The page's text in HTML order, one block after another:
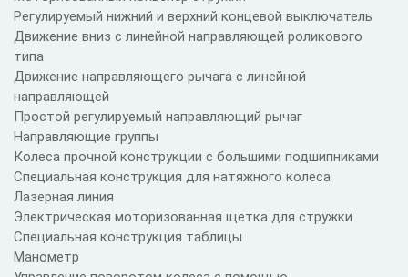
Регулируемый нижний и верхний концевой выключатель
Движение вниз с линейной направляющей роликового
типа
Движение направляющего рычага с линейной
направляющей
Простой регулируемый направляющий рычаг
Направляющие группы
Колеса прочной конструкции с большими подшипниками
Специальная конструкция для натяжного колеса
Лазерная линия
Электрическая моторизованная щетка для стружки
Специальная конструкция таблицы
Манометр